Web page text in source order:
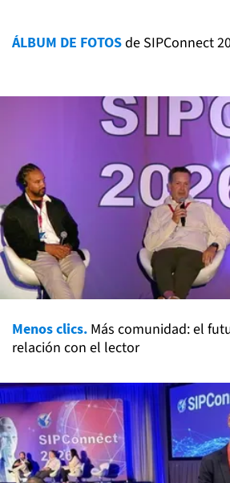
ÁLBUM DE FOTOSde SIPConnect
Menos clics. Más comunidad: el
relación con el lector